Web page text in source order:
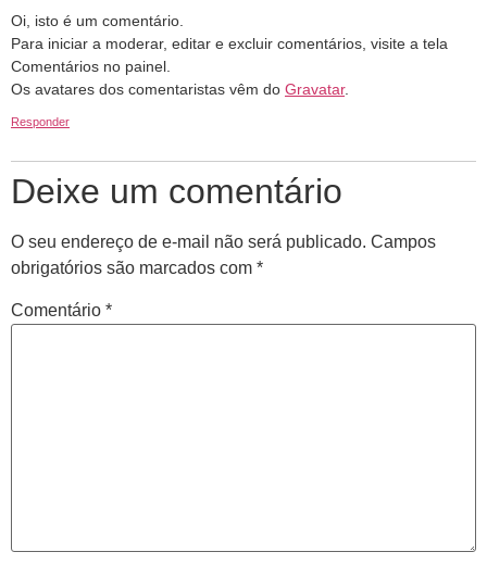
Oi, isto é um comentário.
Para iniciar a moderar, editar e excluir comentários, visite a tela
Comentários no painel.
Os avatares dos comentaristas vêm do Gravatar.
Responder
Deixe um comentário
O seu endereço de e-mail não será publicado. Campos
obrigatórios são marcados com *
Comentário *